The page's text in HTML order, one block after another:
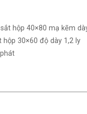
hộp 40×80 mạ kẽm
hộp 30×60 độ dày 1,2 ly